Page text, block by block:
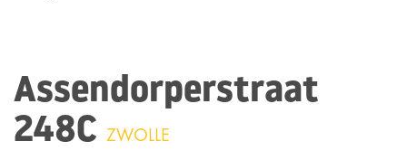
Assendorperstraat
248C ZWOLLE